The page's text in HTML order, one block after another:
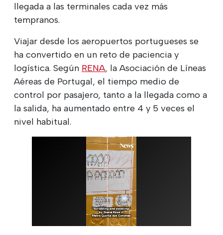
llegada a las terminales cada vez más
tempranos.
Viajar desde los aeropuertos portugueses se
ha convertido en un reto de paciencia y
logística. Según RENA, la Asociación de Líneas
Aéreas de Portugal, el tiempo medio de
control por pasajero, tanto a la llegada como a
la salida, ha aumentado entre 4 y 5 veces el
nivel habitual.